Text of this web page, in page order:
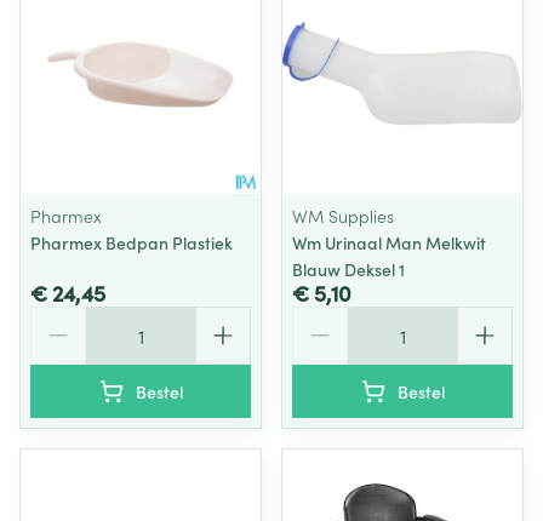
Pharmex
Pharmex Bedpan Plastiek
€ 24,45
Bestel
WM Supplies
Wm Urinaal Man Melkwit
Blauw Deksel 1
€ 5,10
Bestel